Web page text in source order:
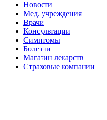
Новости
Мед. учреждения
Врачи
Консультации
Симптомы
Болезни
Магазин лекарств
Страховые компании